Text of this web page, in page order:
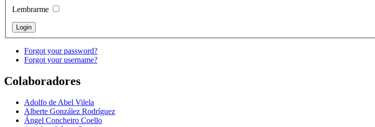
Lembrarme
Forgot your password?
Forgot your username?
Colaboradores
Adolfo de Abel Vilela
Alberte González Rodríguez
Ángel Concheiro Coello